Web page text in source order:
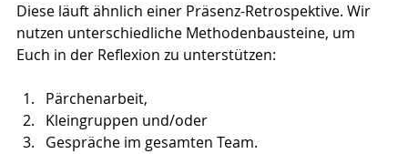
Diese läuft ähnlich einer Präsenz-Retrospektive. Wir
nutzen unterschiedliche Methodenbausteine, um
Euch in der Reflexion zu unterstützen:
Pärchenarbeit,
Kleingruppen und/oder
Gespräche im gesamten Team.